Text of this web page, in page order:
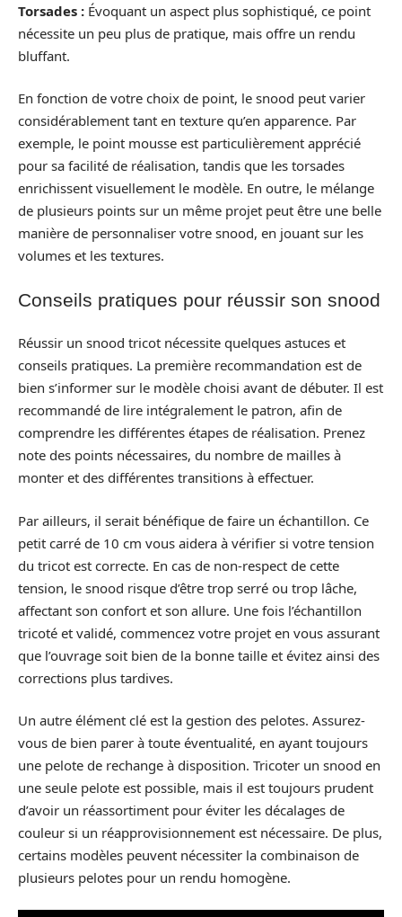
Torsades : Évoquant un aspect plus sophistiqué, ce point
nécessite un peu plus de pratique, mais offre un rendu
bluffant.
En fonction de votre choix de point, le snood peut varier
considérablement tant en texture qu’en apparence. Par
exemple, le point mousse est particulièrement apprécié
pour sa facilité de réalisation, tandis que les torsades
enrichissent visuellement le modèle. En outre, le mélange
de plusieurs points sur un même projet peut être une belle
manière de personnaliser votre snood, en jouant sur les
volumes et les textures.
Conseils pratiques pour réussir son snood
Réussir un snood tricot nécessite quelques astuces et
conseils pratiques. La première recommandation est de
bien s’informer sur le modèle choisi avant de débuter. Il est
recommandé de lire intégralement le patron, afin de
comprendre les différentes étapes de réalisation. Prenez
note des points nécessaires, du nombre de mailles à
monter et des différentes transitions à effectuer.
Par ailleurs, il serait bénéfique de faire un échantillon. Ce
petit carré de 10 cm vous aidera à vérifier si votre tension
du tricot est correcte. En cas de non-respect de cette
tension, le snood risque d’être trop serré ou trop lâche,
affectant son confort et son allure. Une fois l’échantillon
tricoté et validé, commencez votre projet en vous assurant
que l’ouvrage soit bien de la bonne taille et évitez ainsi des
corrections plus tardives.
Un autre élément clé est la gestion des pelotes. Assurez-
vous de bien parer à toute éventualité, en ayant toujours
une pelote de rechange à disposition. Tricoter un snood en
une seule pelote est possible, mais il est toujours prudent
d’avoir un réassortiment pour éviter les décalages de
couleur si un réapprovisionnement est nécessaire. De plus,
certains modèles peuvent nécessiter la combinaison de
plusieurs pelotes pour un rendu homogène.